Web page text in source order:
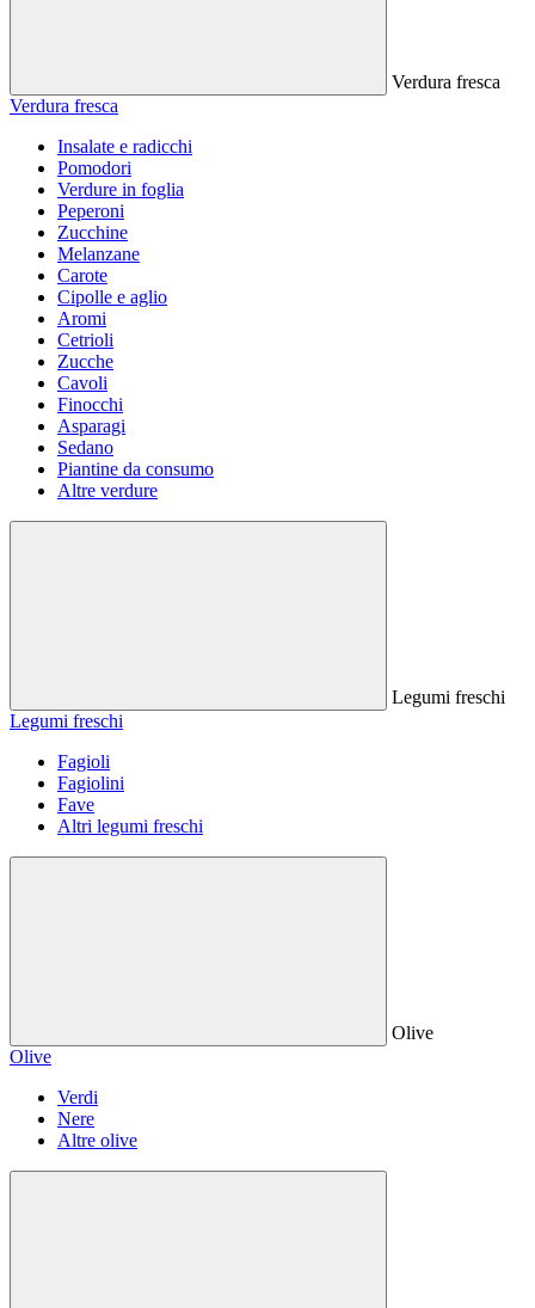
Verdura fresca
Verdura fresca
Insalate e radicchi
Pomodori
Verdure in foglia
Peperoni
Zucchine
Melanzane
Carote
Cipolle e aglio
Aromi
Cetrioli
Zucche
Cavoli
Finocchi
Asparagi
Sedano
Piantine da consumo
Altre verdure
Legumi freschi
Legumi freschi
Fagioli
Fagiolini
Fave
Altri legumi freschi
Olive
Olive
Verdi
Nere
Altre olive